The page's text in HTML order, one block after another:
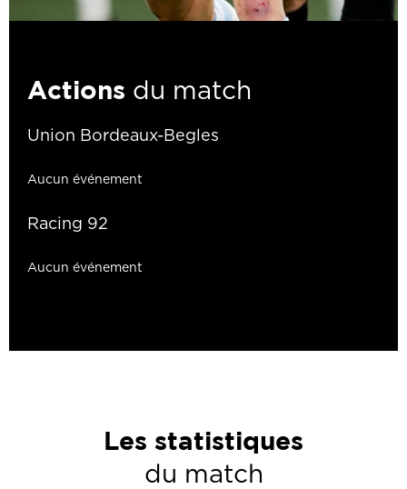
Actions du match
Union Bordeaux-Begles
Aucun événement
Racing 92
Aucun événement
Les statistiques
du match